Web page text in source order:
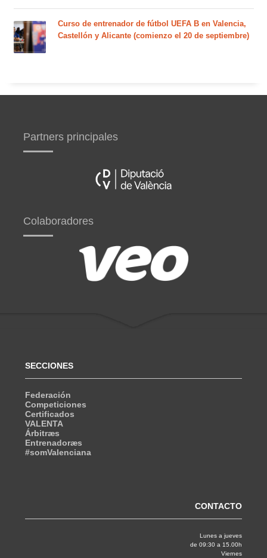
Curso de entrenador de fútbol UEFA B en Valencia,
Castellón y Alicante (comienzo el 20 de septiembre)
Partners principales
Colaboradores
SECCIONES
Federación
Competiciones
Certificados
VALENTA
Árbitræs
Entrenadoræs
#somValenciana
CONTACTO
Lunes a jueves
de 09:30 a 15.00h
Viernes